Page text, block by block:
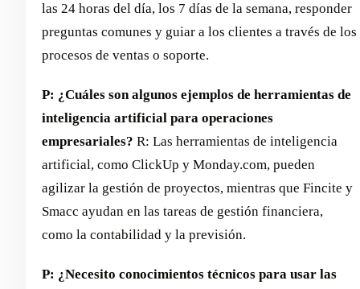
las 24 horas del día, los 7 días de la semana, responder
preguntas comunes y guiar a los clientes a través de los
procesos de ventas o soporte.
P: ¿Cuáles son algunos ejemplos de herramientas de
inteligencia artificial para operaciones
empresariales? R: Las herramientas de inteligencia
artificial, como ClickUp y Monday.com, pueden
agilizar la gestión de proyectos, mientras que Fincite y
Smacc ayudan en las tareas de gestión financiera,
como la contabilidad y la previsión.
P: ¿Necesito conocimientos técnicos para usar las